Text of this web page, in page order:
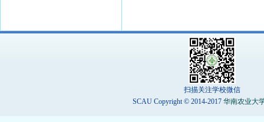
扫描关注学校微信
SCAU Copyright © 2014-2017 华南农业大